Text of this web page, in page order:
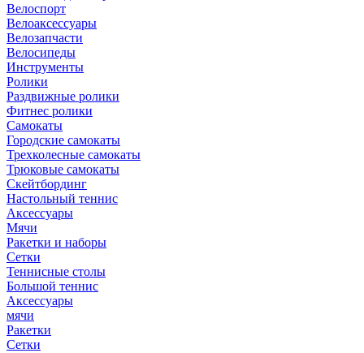
Велоспорт
Велоаксессуары
Велозапчасти
Велосипеды
Инструменты
Ролики
Раздвижные ролики
Фитнес ролики
Самокаты
Городские самокаты
Трехколесные самокаты
Трюковые самокаты
Скейтбординг
Настольный теннис
Аксессуары
Мячи
Ракетки и наборы
Сетки
Теннисные столы
Большой теннис
Аксессуары
мячи
Ракетки
Сетки